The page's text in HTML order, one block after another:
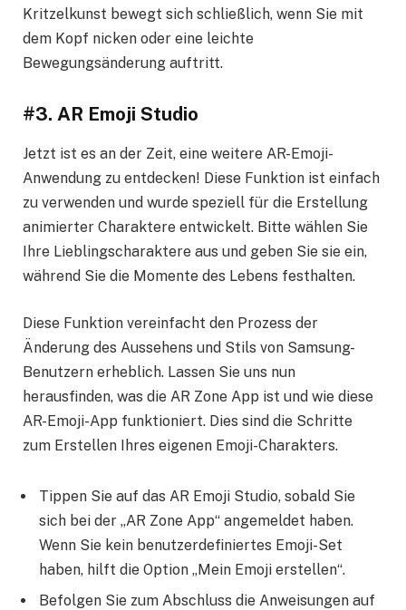
Kritzelkunst bewegt sich schließlich, wenn Sie mit
dem Kopf nicken oder eine leichte
Bewegungsänderung auftritt.
#3. AR Emoji Studio
Jetzt ist es an der Zeit, eine weitere AR-Emoji-
Anwendung zu entdecken! Diese Funktion ist einfach
zu verwenden und wurde speziell für die Erstellung
animierter Charaktere entwickelt. Bitte wählen Sie
Ihre Lieblingscharaktere aus und geben Sie sie ein,
während Sie die Momente des Lebens festhalten.
Diese Funktion vereinfacht den Prozess der
Änderung des Aussehens und Stils von Samsung-
Benutzern erheblich. Lassen Sie uns nun
herausfinden, was die AR Zone App ist und wie diese
AR-Emoji-App funktioniert. Dies sind die Schritte
zum Erstellen Ihres eigenen Emoji-Charakters.
Tippen Sie auf das AR Emoji Studio, sobald Sie
sich bei der „AR Zone App“ angemeldet haben.
Wenn Sie kein benutzerdefiniertes Emoji-Set
haben, hilft die Option „Mein Emoji erstellen“.
Befolgen Sie zum Abschluss die Anweisungen auf